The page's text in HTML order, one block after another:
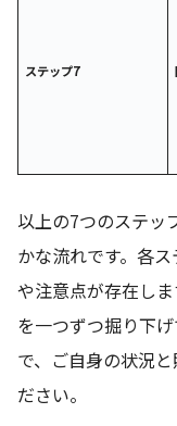
ステップ7
以上の7つのステッ
かな流れです。各
や注意点が存在し
を一つずつ掘り下
で、ご自身の状況
ださい。